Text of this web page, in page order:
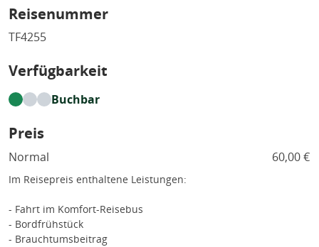
Reisenummer
TF4255
Verfügbarkeit
Buchbar
Preis
Normal 60,00 €
Im Reisepreis enthaltene Leistungen:
- Fahrt im Komfort-Reisebus
- Bordfrühstück
- Brauchtumsbeitrag